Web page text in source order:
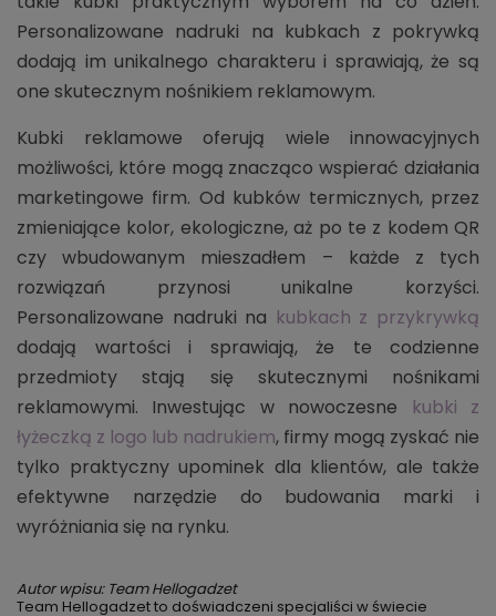
Personalizowane nadruki na kubkach z pokrywką
dodają im unikalnego charakteru i sprawiają, że są
one skutecznym nośnikiem reklamowym.
Kubki reklamowe oferują wiele innowacyjnych
możliwości, które mogą znacząco wspierać działania
marketingowe firm. Od kubków termicznych, przez
zmieniające kolor, ekologiczne, aż po te z kodem QR
czy wbudowanym mieszadłem – każde z tych
rozwiązań przynosi unikalne korzyści.
Personalizowane nadruki na kubkach z przykrywką
dodają wartości i sprawiają, że te codzienne
przedmioty stają się skutecznymi nośnikami
reklamowymi. Inwestując w nowoczesne
kubki z
łyżeczką z logo lub nadrukiem, firmy mogą zyskać nie
tylko praktyczny upominek dla klientów, ale także
efektywne narzędzie do budowania marki i
wyróżniania się na rynku.
Autor wpisu: Team Hellogadzet
Team Hellogadzet to doświadczeni specjaliści w świecie